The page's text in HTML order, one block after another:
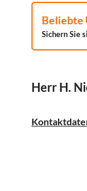
Beliebte
Sichern Sie
Herr H.